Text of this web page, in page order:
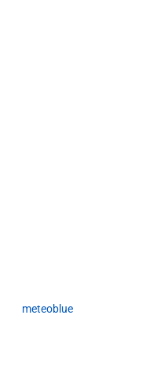
meteoblue